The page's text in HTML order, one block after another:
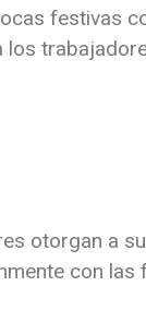
festivas
los
otorgan a
con